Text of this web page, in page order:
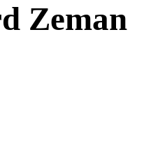
Zeman